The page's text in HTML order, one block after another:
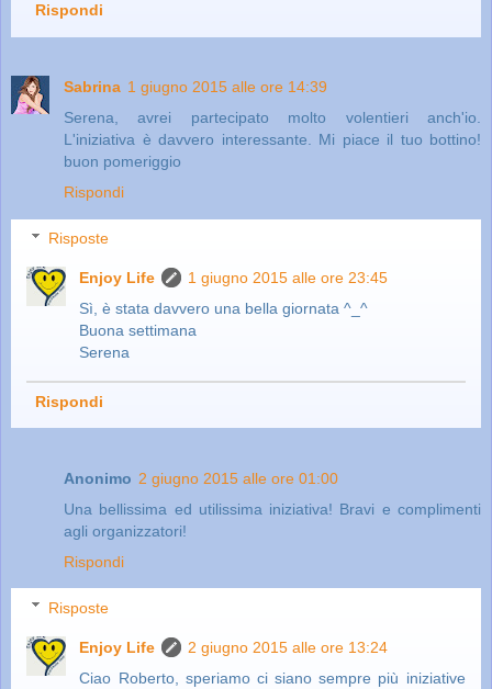
Rispondi
Sabrina 1 giugno 2015 alle ore 14:39
Serena, avrei partecipato molto volentieri anch'io.
L'iniziativa è davvero interessante. Mi piace il tuo bottino!
buon pomeriggio
Rispondi
Risposte
Enjoy Life
1 giugno 2015 alle ore 23:45
Sì, è stata davvero una bella giornata ^_^
Buona settimana
Serena
Rispondi
Anonimo 2 giugno 2015 alle ore 01:00
Una bellissima ed utilissima iniziativa! Bravi e complimenti
agli organizzatori!
Rispondi
Risposte
Enjoy Life
2 giugno 2015 alle ore 13:24
Ciao Roberto, speriamo ci siano sempre più iniziative